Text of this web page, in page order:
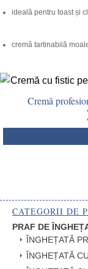
ideală pentru toast și
cremă tartinabilă
Cremă
CATEGORII DE
PRAF DE
ÎNGHEȚATĂ
ÎNGHEȚATĂ